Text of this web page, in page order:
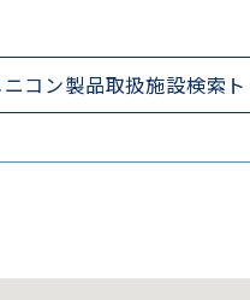
ニコン製品取扱施設検索